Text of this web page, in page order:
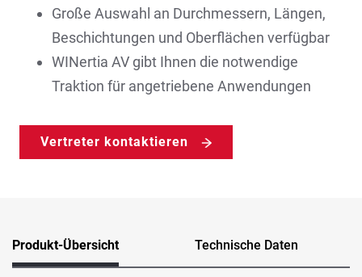
Große Auswahl an Durchmessern, Längen,
Beschichtungen und Oberflächen verfügbar
WINertia AV gibt Ihnen die notwendige
Traktion für angetriebene Anwendungen
Vertreter kontaktieren
Produkt-Übersicht Technische Daten